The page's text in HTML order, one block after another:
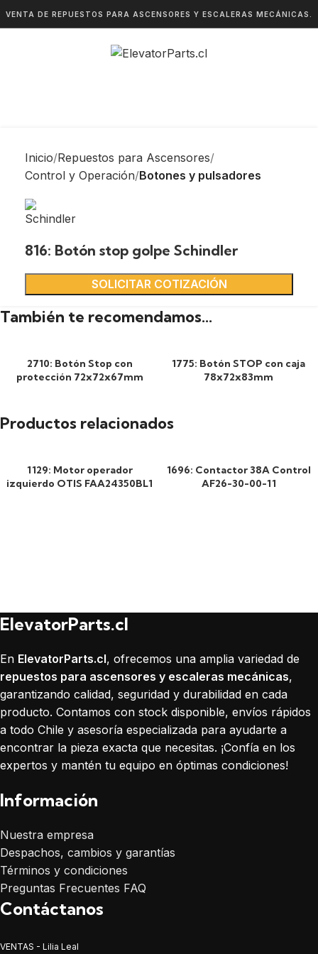
VENTA DE REPUESTOS PARA ASCENSORES Y ESCALERAS MECÁNICAS.
Inicio Repuestos para Ascensores
Control y Operación Botones y pulsadores
816: Botón stop golpe Schindler
SOLICITAR COTIZACIÓN
También te recomendamos…
2710: Botón Stop con
protección 72x72x67mm
1775: Botón STOP con caja
78x72x83mm
Productos relacionados
1129: Motor operador
izquierdo OTIS FAA24350BL1
1696: Contactor 38A Control
AF26-30-00-11
ElevatorParts.cl
En ElevatorParts.cl, ofrecemos una amplia variedad de
repuestos para ascensores y escaleras mecánicas,
garantizando calidad, seguridad y durabilidad en cada
producto. Contamos con stock disponible, envíos rápidos
a todo Chile y asesoría especializada para ayudarte a
encontrar la pieza exacta que necesitas. ¡Confía en los
expertos y mantén tu equipo en óptimas condiciones!
Información
Nuestra empresa
Despachos, cambios y garantías
Términos y condiciones
Preguntas Frecuentes FAQ
Contáctanos
VENTAS - Lilia Leal